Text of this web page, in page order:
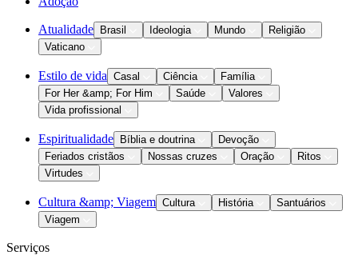
Atualidade Brasil Ideologia Mundo
Religião
Vaticano
Estilo de vida Casal Ciência
Família
For Her &amp; For Him
Saúde
Valores
Vida profissional
Espiritualidade Bíblia e doutrina
Devoção
Feriados cristãos
Nossas cruzes Oração
Ritos
Virtudes
Cultura &amp; Viagem Cultura História
Santuários
Viagem
Serviços